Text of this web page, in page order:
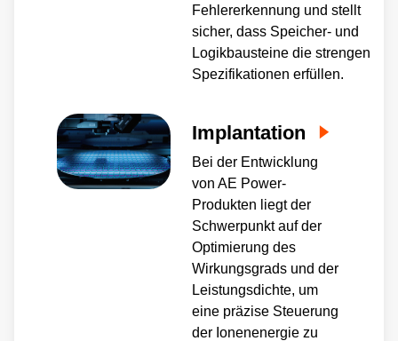
Fehlererkennung und stellt
sicher, dass Speicher- und
Logikbausteine die strengen
Spezifikationen erfüllen.
Implantation
Bei der Entwicklung
von AE Power-
Produkten liegt der
Schwerpunkt auf der
Optimierung des
Wirkungsgrads und der
Leistungsdichte, um
eine präzise Steuerung
der Ionenenergie zu